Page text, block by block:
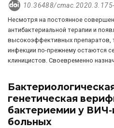
10.36488/
Несмотря на постоянное
антибактериальной терапии и
высокоэффективных препаратов,
инфекции по-прежнему остаются
клиницистов. Своевременно
генетическая
бактериемии у
больных